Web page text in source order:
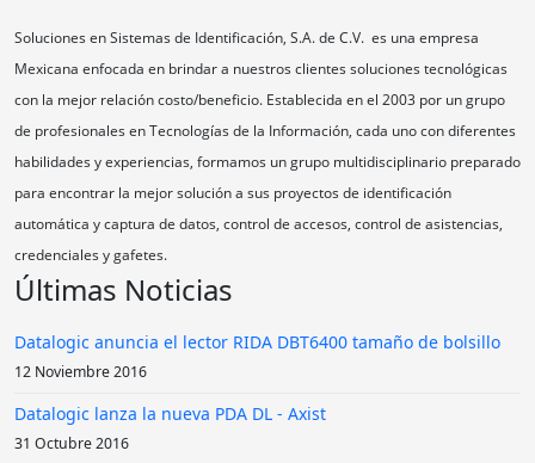
Soluciones en Sistemas de Identificación, S.A. de C.V. es una empresa
Mexicana enfocada en brindar a nuestros clientes soluciones tecnológicas
con la mejor relación costo/beneficio. Establecida en el 2003 por un grupo
de profesionales en Tecnologías de la Información, cada uno con diferentes
habilidades y experiencias, formamos un grupo multidisciplinario preparado
para encontrar la mejor solución a sus proyectos de identificación
automática y captura de datos, control de accesos, control de asistencias,
credenciales y gafetes.
Últimas Noticias
Datalogic anuncia el lector RIDA DBT6400 tamaño de bolsillo
12 Noviembre 2016
Datalogic lanza la nueva PDA DL - Axist
31 Octubre 2016